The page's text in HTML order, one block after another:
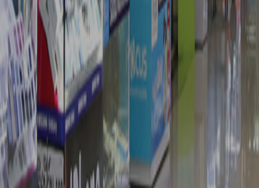
Search
for: